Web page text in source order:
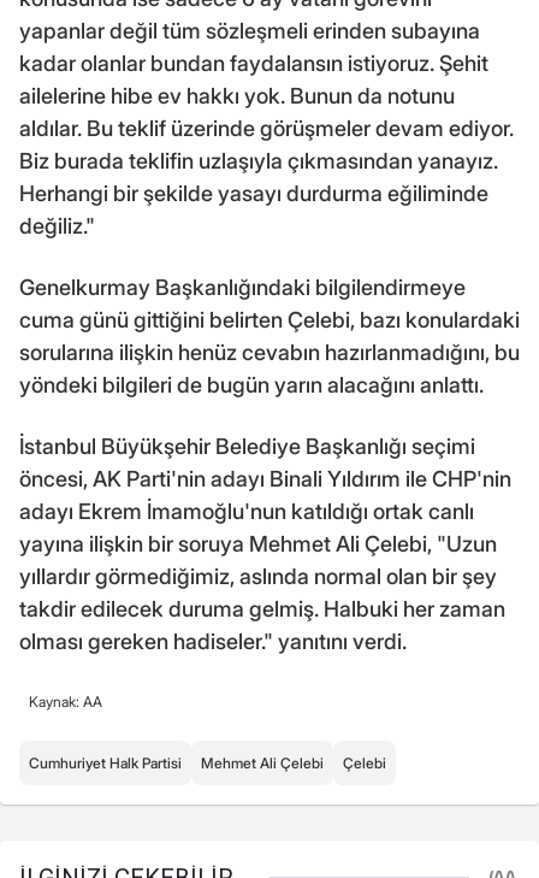
yapanlar değil tüm sözleşmeli erinden subayına
kadar olanlar bundan faydalansın istiyoruz. Şehit
ailelerine hibe ev hakkı yok. Bunun da notunu
aldılar. Bu teklif üzerinde görüşmeler devam ediyor.
Biz burada teklifin uzlaşıyla çıkmasından yanayız.
Herhangi bir şekilde yasayı durdurma eğiliminde
değiliz."
Genelkurmay Başkanlığındaki bilgilendirmeye
cuma günü gittiğini belirten Çelebi, bazı konulardaki
sorularına ilişkin henüz cevabın hazırlanmadığını, bu
yöndeki bilgileri de bugün yarın alacağını anlattı.
İstanbul Büyükşehir Belediye Başkanlığı seçimi
öncesi, AK Parti'nin adayı Binali Yıldırım ile CHP'nin
adayı Ekrem İmamoğlu'nun katıldığı ortak canlı
yayına ilişkin bir soruya Mehmet Ali Çelebi, "Uzun
yıllardır görmediğimiz, aslında normal olan bir şey
takdir edilecek duruma gelmiş. Halbuki her zaman
olması gereken hadiseler." yanıtını verdi.
Kaynak: AA
Cumhuriyet Halk Partisi Mehmet Ali Çelebi Çelebi